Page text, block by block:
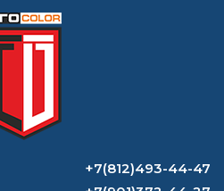
ОТВЕТ
краску
+7(812)493-44-47